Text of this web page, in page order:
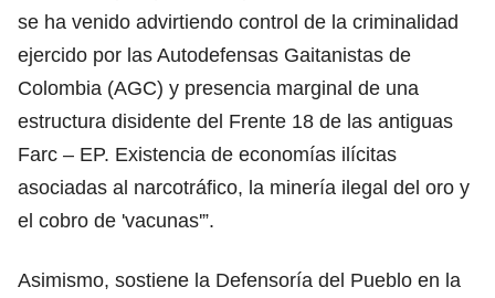
se ha venido advirtiendo control de la criminalidad
ejercido por las Autodefensas Gaitanistas de
Colombia (AGC) y presencia marginal de una
estructura disidente del Frente 18 de las antiguas
Farc – EP. Existencia de economías ilícitas
asociadas al narcotráfico, la minería ilegal del oro y
el cobro de 'vacunas'”.
Asimismo, sostiene la Defensoría del Pueblo en la